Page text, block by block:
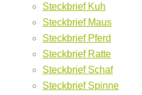
Steckbrief Kuh
Steckbrief Maus
Steckbrief Pferd
Steckbrief Ratte
Steckbrief Schaf
Steckbrief Spinne